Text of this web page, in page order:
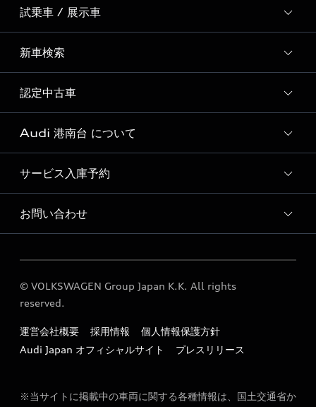
全国統一イベント
ディーラー独自イベント
試乗車 / 展示車
試乗予約
試乗車・展示車一覧
新車検索
新車検索
認定中古車
Audi認定中古車検索
Audi 港南台 について
Audi 港南台 店舗情報
Audi 港南台 運営会社概要
定期点検 / 車検 料金表
サービス入庫予約
Audi 港南台 サービス入庫予約
お問い合わせ
各種お問い合わせ
© VOLKSWAGEN Group Japan K.K. All rights
reserved.
運営会社概要 採用情報
個人情報保護方針
Audi Japan オフィシャルサイト
プレスリリース
※当サイトに掲載中の車両に関する各種情報は、国土交通省か